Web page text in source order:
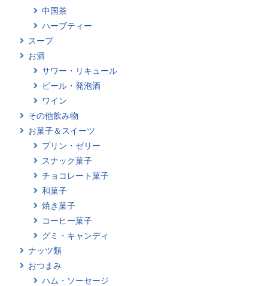
中国茶
ハーブティー
スープ
お酒
サワー・リキュール
ビール・発泡酒
ワイン
その他飲み物
お菓子＆スイーツ
プリン・ゼリー
スナック菓子
チョコレート菓子
和菓子
焼き菓子
コーヒー菓子
グミ・キャンディ
ナッツ類
おつまみ
ハム・ソーセージ